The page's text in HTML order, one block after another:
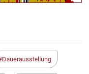
Dauerausstellung